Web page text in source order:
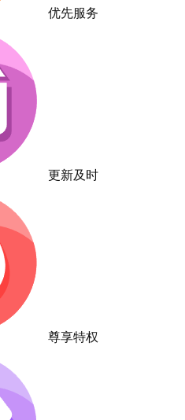
优先服务
更新及时
尊享特权